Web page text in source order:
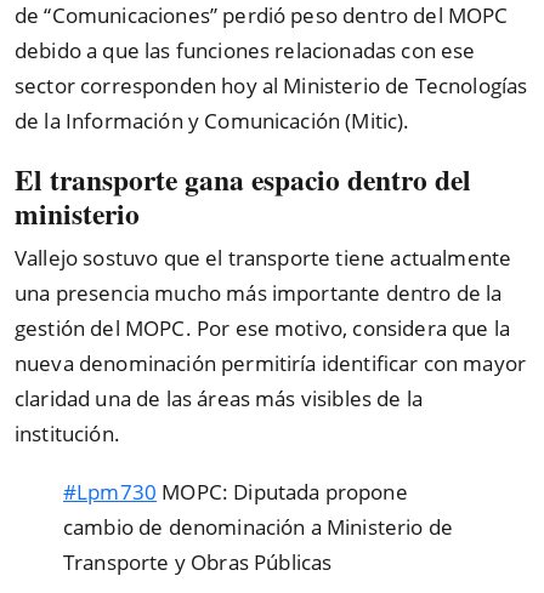
de “Comunicaciones” perdió peso dentro del MOPC
debido a que las funciones relacionadas con ese
sector corresponden hoy al Ministerio de Tecnologías
de la Información y Comunicación (Mitic).
El transporte gana espacio dentro del
ministerio
Vallejo sostuvo que el transporte tiene actualmente
una presencia mucho más importante dentro de la
gestión del MOPC. Por ese motivo, considera que la
nueva denominación permitiría identificar con mayor
claridad una de las áreas más visibles de la
institución.
#Lpm730 MOPC: Diputada propone
cambio de denominación a Ministerio de
Transporte y Obras Públicas